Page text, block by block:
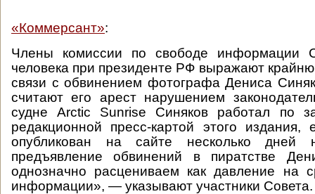
«Коммерсант»:
Члены комиссии по свободе информации
человека при президенте РФ выражают
связи с обвинением фотографа Дениса
считают его арест нарушением
судне Arctic Sunrise Синяков работал по
редакционной пресс-картой этого
опубликован на сайте несколько дней
предъявление обвинений в пиратстве
однозначно расцениваем как давление на
информации», — указывают участники Совета.